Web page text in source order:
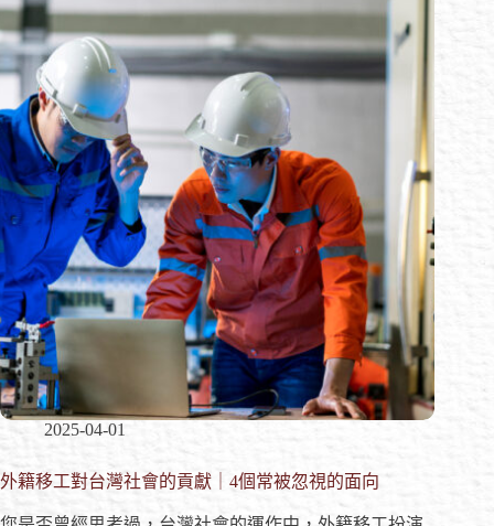
2025-04-01
外籍移工對台灣社會的貢獻｜4個常被忽視的面向